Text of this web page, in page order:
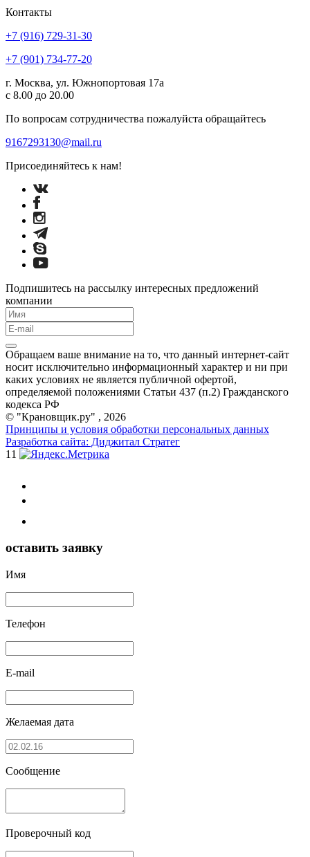
Контакты
+7 (916) 729-31-30
+7 (901) 734-77-20
г. Москва, ул. Южнопортовая 17а
с 8.00 до 20.00
По вопросам сотрудничества пожалуйста обращайтесь
9167293130@mail.ru
Присоединяйтесь к нам!
Подпишитесь на рассылку интересных предложений
компании
Обращаем ваше внимание на то, что данный интернет-сайт
носит исключительно информационный характер и ни при
каких условиях не является публичной офертой,
определяемой положениями Статьи 437 (п.2) Гражданского
кодекса РФ
© "Крановщик.ру" , 2026
Принципы и условия обработки персональных данных
Разработка сайта: Диджитал Стратег
11
оставить заявку
Имя
Телефон
E-mail
Желаемая дата
Сообщение
Проверочный код